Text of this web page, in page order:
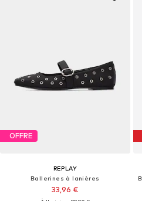
OFFRE
REPLAY
Ballerines à lanières
33,96 €